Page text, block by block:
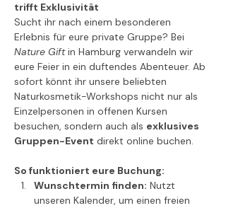
trifft Exklusivität
Sucht ihr nach einem besonderen
Erlebnis für eure private Gruppe? Bei
Nature Gift in Hamburg verwandeln wir
eure Feier in ein duftendes Abenteuer. Ab
sofort könnt ihr unsere beliebten
Naturkosmetik-Workshops nicht nur als
Einzelpersonen in offenen Kursen
besuchen, sondern auch als exklusives
Gruppen-Event direkt online buchen.
So funktioniert eure Buchung:
Wunschtermin finden: Nutzt
unseren Kalender, um einen freien